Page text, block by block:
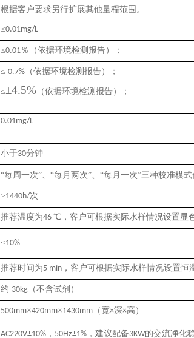
根据客户要求另行扩展其他量程范围。
≤0.01mg/L
≤0.01％（依据环境检测报告）；
≤0.7% （依据环境检测报告）；
≤±4.5% （依据环境检测报告） ；
0.01mg/L
小于30分钟
“每周一次”、“每月两次”、“每月一次”三种校准模式
≥1440h/次
推荐温度为46℃ ，客户可根据实际水样情况设置显
≤10%
推荐时间为5 min ，客户可根据实际水样情况设置恒
约 30kg （不含试剂）
500mm×420mm×1430mm （ 宽×深×高 ）
AC220V±10% ， 50Hz±1% ，建议配备3KW的交流净化